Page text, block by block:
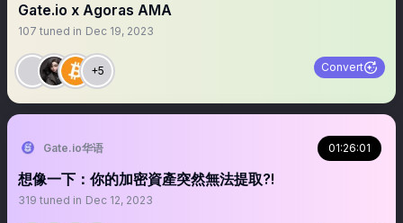
Gate.io x Agoras AMA
107 tuned in Dec 19, 2023
+5 Convert
Gate.io华语 01:26:01
想像一下：你的加密資產突然無法提取?!
319 tuned in Dec 12, 2023